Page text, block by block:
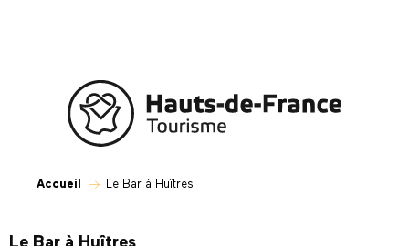
Accueil Le Bar à Huîtres